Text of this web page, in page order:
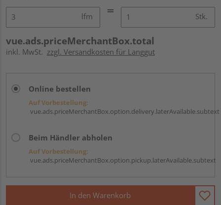
lfm Stk.
vue.ads.priceMerchantBox.total
inkl. MwSt. zzgl. Versandkosten für Langgut
Online bestellen
Auf Vorbestellung:
vue.ads.priceMerchantBox.option.delivery.laterAvailable.subtext
Beim Händler abholen
Auf Vorbestellung:
vue.ads.priceMerchantBox.option.pickup.laterAvailable.subtext
In den Warenkorb